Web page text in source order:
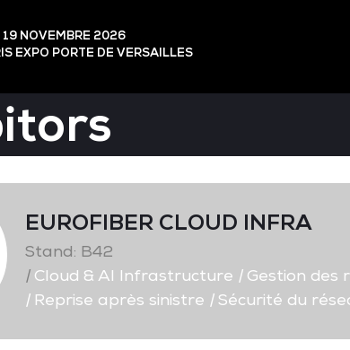
19 NOVEMBRE 2026
EXPO PORTE DE VERSAILLES
EUROFIBER CLOUD INFRA
Stand: B42
|Cloud & AI Infrastructure |Gestion des
|Reprise après sinistre |Sécurité du